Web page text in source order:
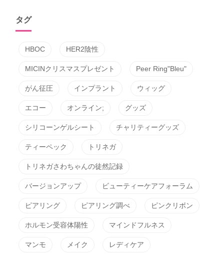
タグ
HBOC HER2陰性
MICINクリスマスプレゼント Peer Ring"Bleu"
がん征圧 インプラント ウィッグ
エコー オンライン; グッズ
シリコーンゲルシート チャリティーグッズ
ティーペック トリネガ
トリネガさわちゃんの徒然記録
バージョンアップ ビューティーケアフォーラム
ピアリング ピアリング調べ ピンクリボン
ホルモン受容体陽性 マインドフルネス
マンモ メイク レディケア